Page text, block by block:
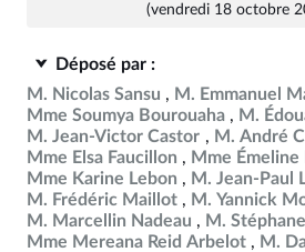
(vendredi 18 octobre
Déposé par :
M. Nicolas Sansu
M. Emmanuel
Mme Soumya Bourouaha
M.
M. Jean-Victor Castor
M. André
Mme Elsa Faucillon
Mme
Mme Karine Lebon
M. Jean-Paul
M. Frédéric Maillot
M. Yannick
M. Marcellin Nadeau
M.
Mme Mereana Reid Arbelot
M.